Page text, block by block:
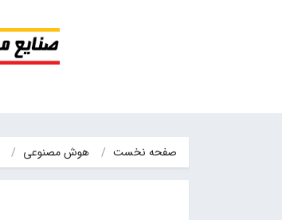
صفحه نخست هوش مصنوعی